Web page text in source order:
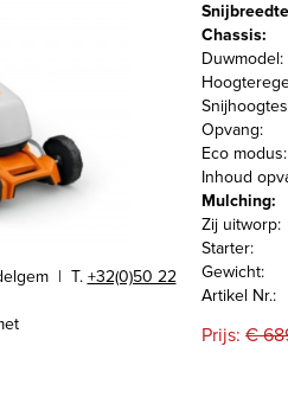
| T. +32(0)50 22
Chassis:
Duwmodel:
Opvang:
Eco modus:
Inhoud
Mulching:
Zij uitworp:
Starter:
Gewicht:
Artikel Nr.:
Prijs:€